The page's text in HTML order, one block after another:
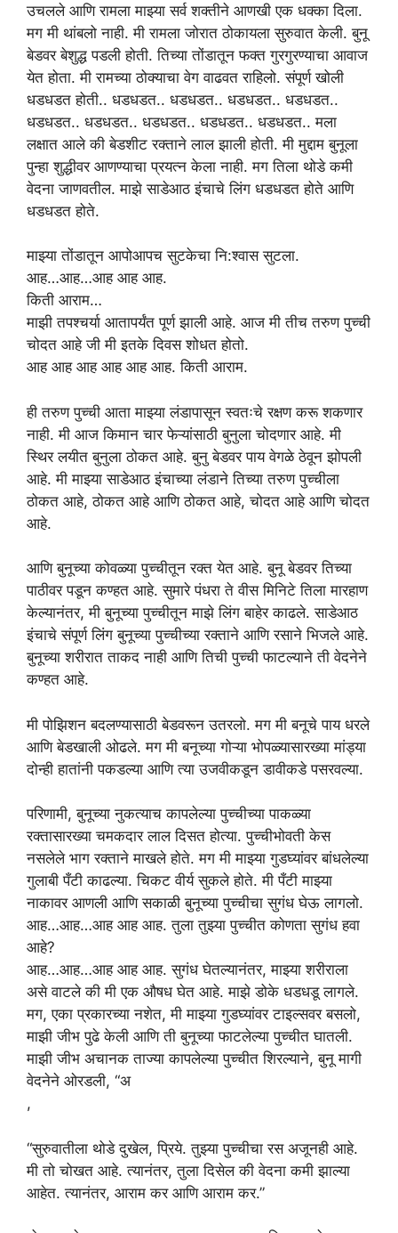
उचलले आणि रामला माझ्या सर्व शक्तीने आणखी एक धक्का दिला.
मग मी थांबलो नाही. मी रामला जोरात ठोकायला सुरुवात केली. बुनू
बेडवर बेशुद्ध पडली होती. तिच्या तोंडातून फक्त गुरगुरण्याचा आवाज
येत होता. मी रामच्या ठोक्याचा वेग वाढवत राहिलो. संपूर्ण खोली
धडधडत होती.. धडधडत.. धडधडत.. धडधडत.. धडधडत..
धडधडत.. धडधडत.. धडधडत.. धडधडत.. धडधडत.. मला
लक्षात आले की बेडशीट रक्ताने लाल झाली होती. मी मुद्दाम बुनूला
पुन्हा शुद्धीवर आणण्याचा प्रयत्न केला नाही. मग तिला थोडे कमी
वेदना जाणवतील. माझे साडेआठ इंचाचे लिंग धडधडत होते आणि
धडधडत होते.
माझ्या तोंडातून आपोआपच सुटकेचा नि:श्वास सुटला.
आह…आह…आह आह आह.
किती आराम…
माझी तपश्चर्या आतापर्यंत पूर्ण झाली आहे. आज मी तीच तरुण पुच्ची
चोदत आहे जी मी इतके दिवस शोधत होतो.
आह आह आह आह आह आह. किती आराम.
ही तरुण पुच्ची आता माझ्या लंडापासून स्वतःचे रक्षण करू शकणार
नाही. मी आज किमान चार फेऱ्यांसाठी बुनुला चोदणार आहे. मी
स्थिर लयीत बुनुला ठोकत आहे. बुनु बेडवर पाय वेगळे ठेवून झोपली
आहे. मी माझ्या साडेआठ इंचाच्या लंडाने तिच्या तरुण पुच्चीला
ठोकत आहे, ठोकत आहे आणि ठोकत आहे, चोदत आहे आणि चोदत
आहे.
आणि बुनूच्या कोवळ्या पुच्चीतून रक्त येत आहे. बुनू बेडवर तिच्या
पाठीवर पडून कण्हत आहे. सुमारे पंधरा ते वीस मिनिटे तिला मारहाण
केल्यानंतर, मी बुनूच्या पुच्चीतून माझे लिंग बाहेर काढले. साडेआठ
इंचाचे संपूर्ण लिंग बुनूच्या पुच्चीच्या रक्ताने आणि रसाने भिजले आहे.
बुनूच्या शरीरात ताकद नाही आणि तिची पुच्ची फाटल्याने ती वेदनेने
कण्हत आहे.
मी पोझिशन बदलण्यासाठी बेडवरून उतरलो. मग मी बनूचे पाय धरले
आणि बेडखाली ओढले. मग मी बनूच्या गोऱ्या भोपळ्यासारख्या मांड्या
दोन्ही हातांनी पकडल्या आणि त्या उजवीकडून डावीकडे पसरवल्या.
परिणामी, बुनूच्या नुकत्याच कापलेल्या पुच्चीच्या पाकळ्या
रक्तासारख्या चमकदार लाल दिसत होत्या. पुच्चीभोवती केस
नसलेले भाग रक्ताने माखले होते. मग मी माझ्या गुडघ्यांवर बांधलेल्या
गुलाबी पँटी काढल्या. चिकट वीर्य सुकले होते. मी पँटी माझ्या
नाकावर आणली आणि सकाळी बुनूच्या पुच्चीचा सुगंध घेऊ लागलो.
आह…आह…आह आह आह. तुला तुझ्या पुच्चीत कोणता सुगंध हवा
आहे?
आह…आह…आह आह आह. सुगंध घेतल्यानंतर, माझ्या शरीराला
असे वाटले की मी एक औषध घेत आहे. माझे डोके धडधडू लागले.
मग, एका प्रकारच्या नशेत, मी माझ्या गुडघ्यांवर टाइल्सवर बसलो,
माझी जीभ पुढे केली आणि ती बुनूच्या फाटलेल्या पुच्चीत घातली.
माझी जीभ अचानक ताज्या कापलेल्या पुच्चीत शिरल्याने, बुनू मागी
वेदनेने ओरडली, “अ
,
“सुरुवातीला थोडे दुखेल, प्रिये. तुझ्या पुच्चीचा रस अजूनही आहे.
मी तो चोखत आहे. त्यानंतर, तुला दिसेल की वेदना कमी झाल्या
आहेत. त्यानंतर, आराम कर आणि आराम कर.”